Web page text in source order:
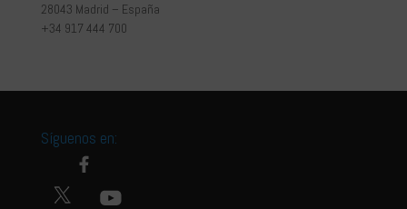
28043 Madrid – España
+34 917 444 700
Síguenos en: